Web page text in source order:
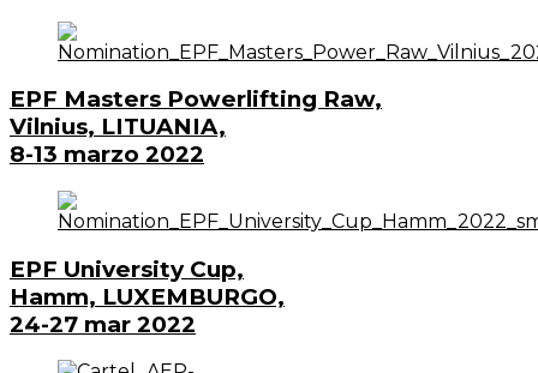
EPF Masters Powerlifting Raw,
Vilnius, LITUANIA,
8-13 marzo 2022
EPF University Cup,
Hamm, LUXEMBURGO,
24-27 mar 2022